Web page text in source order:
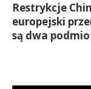
Restrykcje
europejski
są dwa